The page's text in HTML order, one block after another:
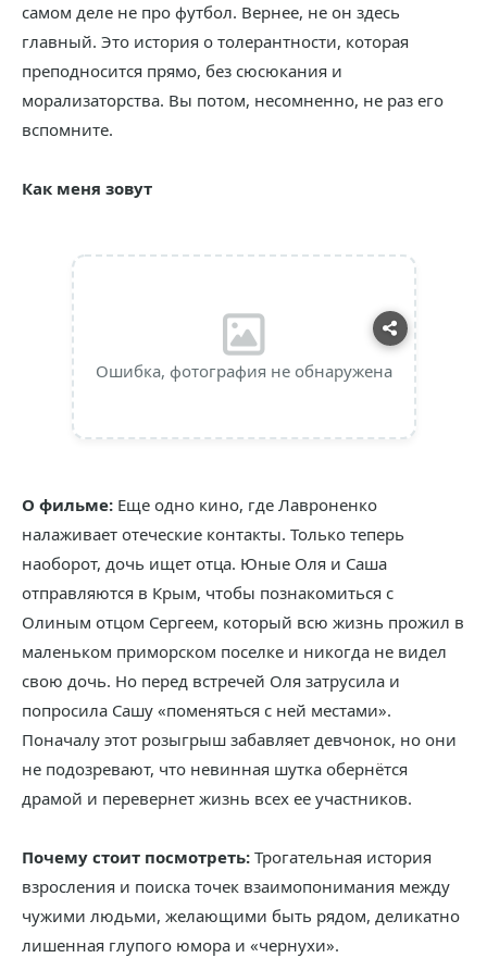
самом деле не про футбол. Вернее, не он здесь
главный. Это история о толерантности, которая
преподносится прямо, без сюсюкания и
морализаторства. Вы потом, несомненно, не раз его
вспомните.
Как меня зовут
Ошибка, фотография не обнаружена
О фильме: Еще одно кино, где Лавроненко
налаживает отеческие контакты. Только теперь
наоборот, дочь ищет отца. Юные Оля и Саша
отправляются в Крым, чтобы познакомиться с
Олиным отцом Сергеем, который всю жизнь прожил в
маленьком приморском поселке и никогда не видел
свою дочь. Но перед встречей Оля затрусила и
попросила Сашу «поменяться с ней местами».
Поначалу этот розыгрыш забавляет девчонок, но они
не подозревают, что невинная шутка обернётся
драмой и перевернет жизнь всех ее участников.
Почему стоит посмотреть: Трогательная история
взросления и поиска точек взаимопонимания между
чужими людьми, желающими быть рядом, деликатно
лишенная глупого юмора и «чернухи».